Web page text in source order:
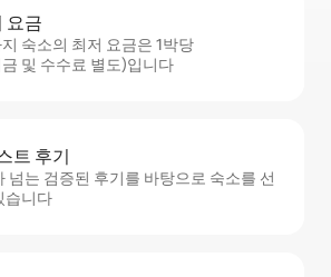
요금
숙소의 최저 요금은 1박당
및 수수료 별도)입니다
트 후기
넘는 검증된 후기를 바탕으로 숙소를 선
습니다